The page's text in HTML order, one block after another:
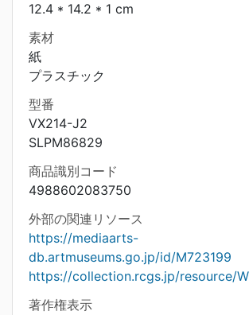
12.4 * 14.2 * 1 cm
素材
紙
プラスチック
型番
VX214-J2
SLPM86829
商品識別コード
4988602083750
外部の関連リソース
https://mediaarts-
db.artmuseums.go.jp/id/M723199
https://collection.rcgs.jp/resource/
著作権表示